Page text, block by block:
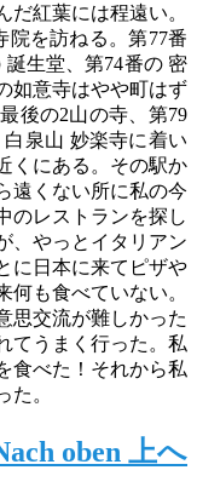
だ紅葉には程遠い。
院を訪ねる。第77番
生堂、第74番の 密
如意寺はやや町はず
後の2山の寺、第79
泉山 妙楽寺に着い
くにある。その駅か
遠くない所に私の今
のレストランを探し
、やっとイタリアン
に日本に来てピザや
も食べていない。
思交流が難しかった
てうまく行った。私
食べた！それから私
た。
oben 上へ